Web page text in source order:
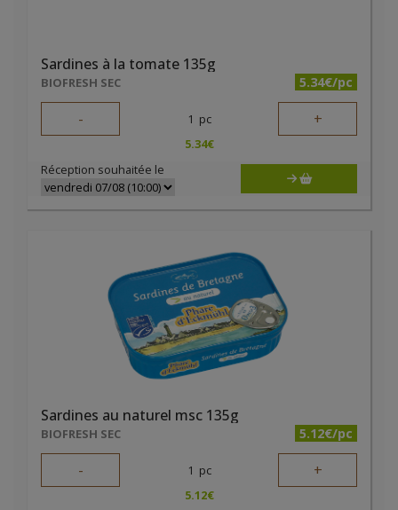
Sardines à la tomate 135g
BIOFRESH SEC 5.34€/pc
- 1 pc +
5.34€
Réception souhaitée le
Sardines au naturel msc 135g
BIOFRESH SEC 5.12€/pc
- 1 pc +
5.12€